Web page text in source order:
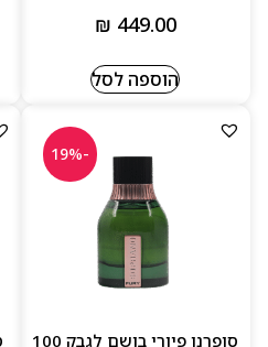
₪ 449.00
הוספה לסל
-19%
סופרנו פיורי בושם לגבק 100